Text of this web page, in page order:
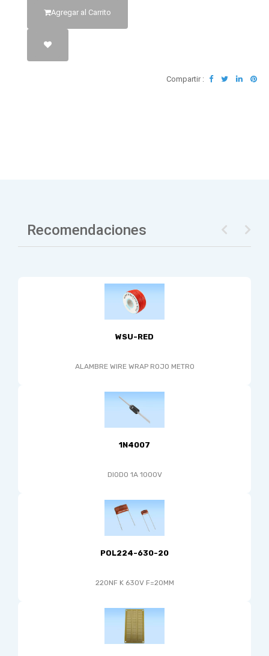
Agregar al Carrito
Compartir :
Recomendaciones
WSU-RED
ALAMBRE WIRE WRAP ROJO METRO
1N4007
DIODO 1A 1000V
POL224-630-20
220NF K 630V F=20MM